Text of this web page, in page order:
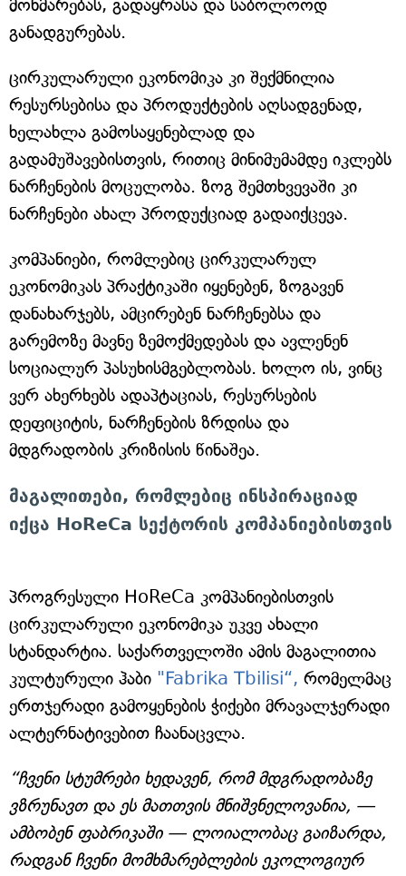
მოხმარებას, გადაყრასა და საბოლოოდ
განადგურებას.
ცირკულარული ეკონომიკა კი შექმნილია
რესურსებისა და პროდუქტების აღსადგენად,
ხელახლა გამოსაყენებლად და
გადამუშავებისთვის, რითიც მინიმუმამდე იკლებს
ნარჩენების მოცულობა. ზოგ შემთხვევაში კი
ნარჩენები ახალ პროდუქციად გადაიქცევა.
კომპანიები, რომლებიც ცირკულარულ
ეკონომიკას პრაქტიკაში იყენებენ, ზოგავენ
დანახარჯებს, ამცირებენ ნარჩენებსა და
გარემოზე მავნე ზემოქმედებას და ავლენენ
სოციალურ პასუხისმგებლობას. ხოლო ის, ვინც
ვერ ახერხებს ადაპტაციას, რესურსების
დეფიციტის, ნარჩენების ზრდისა და
მდგრადობის კრიზისის წინაშეა.
მაგალითები, რომლებიც ინსპირაციად
იქცა HoReCa სექტორის კომპანიებისთვის
პროგრესული HoReCa კომპანიებისთვის
ცირკულარული ეკონომიკა უკვე ახალი
სტანდარტია. საქართველოში ამის მაგალითია
კულტურული ჰაბი "Fabrika Tbilisi“, რომელმაც
ერთჯერადი გამოყენების ჭიქები მრავალჯერადი
ალტერნატივებით ჩაანაცვლა.
“ჩვენი სტუმრები ხედავენ, რომ მდგრადობაზე
ვზრუნავთ და ეს მათთვის მნიშვნელოვანია, —
ამბობენ ფაბრიკაში — ლოიალობაც გაიზარდა,
რადგან ჩვენი მომხმარებლების ეკოლოგიურ